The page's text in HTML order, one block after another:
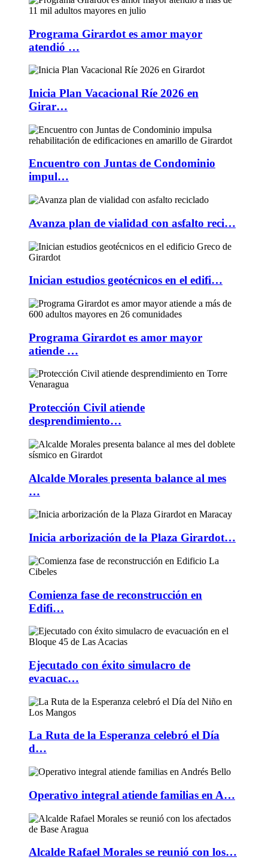
Programa Girardot es amor mayor
atendió …
Inicia Plan Vacacional Ríe 2026 en
Girar…
Encuentro con Juntas de Condominio
impul…
Avanza plan de vialidad con asfalto reci…
Inician estudios geotécnicos en el edifi…
Programa Girardot es amor mayor
atiende …
Protección Civil atiende
desprendimiento…
Alcalde Morales presenta balance al mes
…
Inicia arborización de la Plaza Girardot…
Comienza fase de reconstrucción en
Edifi…
Ejecutado con éxito simulacro de
evacuac…
La Ruta de la Esperanza celebró el Día
d…
Operativo integral atiende familias en A…
Alcalde Rafael Morales se reunió con los…